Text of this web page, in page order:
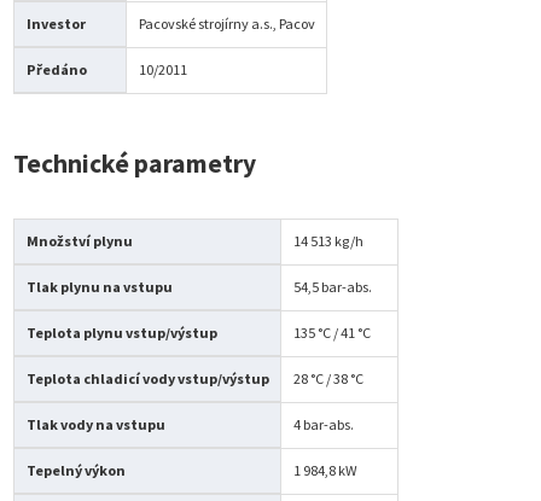
Investor Pacovské strojírny a.s., Pacov
Předáno 10/2011
Technické parametry
Množství plynu 14 513 kg/h
Tlak plynu na vstupu 54,5 bar-abs.
Teplota plynu vstup/výstup 135 °C / 41 °C
Teplota chladicí vody vstup/výstup 28 °C / 38 °C
Tlak vody na vstupu 4 bar-abs.
Tepelný výkon 1 984,8 kW